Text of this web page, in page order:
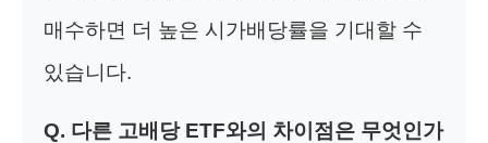
매수하면 더 높은 시가배당률을 기대할 수
있습니다.
Q. 다른 고배당 ETF와의 차이점은 무엇인가